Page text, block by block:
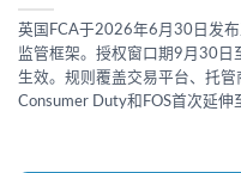
英国FCA于2026年6月30日发
监管框架。授权窗口期9月30
生效。规则覆盖交易平台、托管
Consumer Duty和FOS首次延伸